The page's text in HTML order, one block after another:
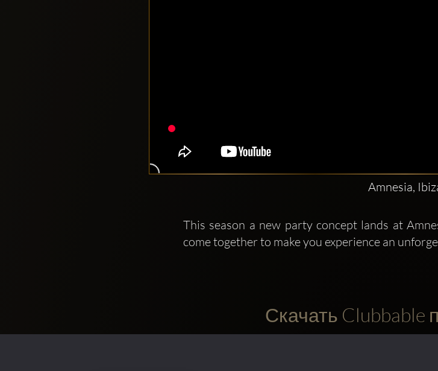
Amnesia,
This season a new party concept lands at
come together to make you experience an
Скачать Clubbable